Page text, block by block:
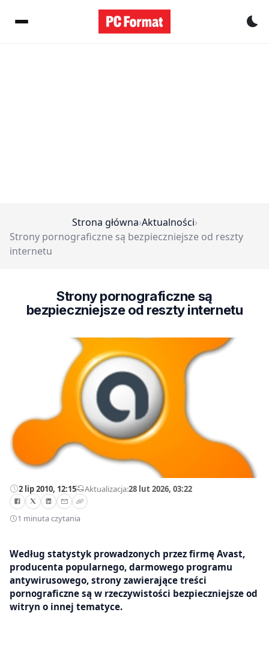
Strona główna›Aktualności›
Strony pornograficzne są bezpieczniejsze od reszty
internetu
Strony pornograficzne są
bezpieczniejsze od reszty internetu
2 lip 2010, 12:15—Aktualizacja:28 lut 2026, 03:22
1 minuta czytania
Według statystyk prowadzonych przez firmę Avast,
producenta popularnego, darmowego programu
antywirusowego, strony zawierające treści
pornograficzne są w rzeczywistości bezpieczniejsze od
witryn o innej tematyce.